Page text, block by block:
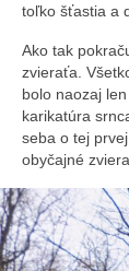
toľko šťastia a
Ako tak
zvieraťa.
bolo naozaj
karikatúra
seba o tej
obyčajné